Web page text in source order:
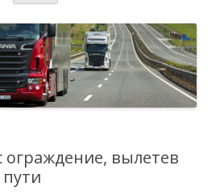
ограждение, вылетев